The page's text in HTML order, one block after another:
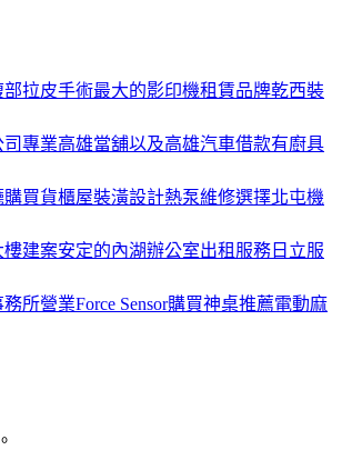
拉皮手術最大的影印機租賃品牌乾西裝
專業高雄當舖以及高雄汽車借款有廚具
買貨櫃屋裝潢設計熱泵維修選擇北屯機
建案安定的內湖辦公室出租服務日立服
所營業Force Sensor購買神桌推薦電動麻